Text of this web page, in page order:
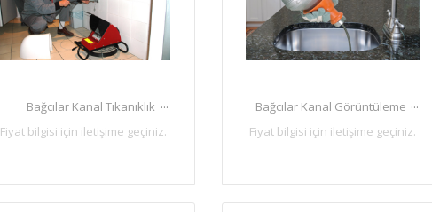
Bağcılar Kanal Tıkanıklık ...
Fiyat bilgisi için iletişime geçiniz.
Bağcılar Kanal Görüntüleme ...
Fiyat bilgisi için iletişime geçiniz.